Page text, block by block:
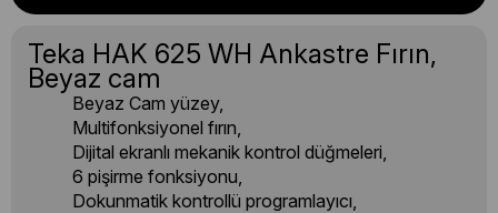
Teka HAK 625 WH Ankastre Fırın,
Beyaz cam
Beyaz Cam yüzey,
Multifonksiyonel fırın,
Dijital ekranlı mekanik kontrol düğmeleri,
6 pişirme fonksiyonu,
Dokunmatik kontrollü programlayıcı,